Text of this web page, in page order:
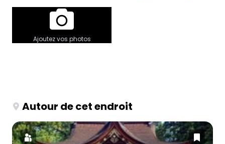
Ajoutez vos photos
Autour de cet endroit